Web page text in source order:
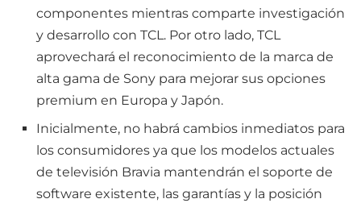
componentes mientras comparte investigación
y desarrollo con TCL. Por otro lado, TCL
aprovechará el reconocimiento de la marca de
alta gama de Sony para mejorar sus opciones
premium en Europa y Japón.
Inicialmente, no habrá cambios inmediatos para
los consumidores ya que los modelos actuales
de televisión Bravia mantendrán el soporte de
software existente, las garantías y la posición